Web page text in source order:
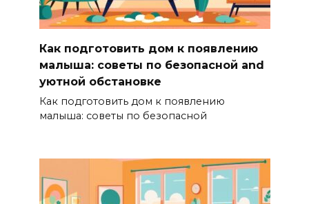
Как подготовить дом к появлению
малыша: советы по безопасной and
уютной обстановке
Как подготовить дом к появлению
малыша: советы по безопасной